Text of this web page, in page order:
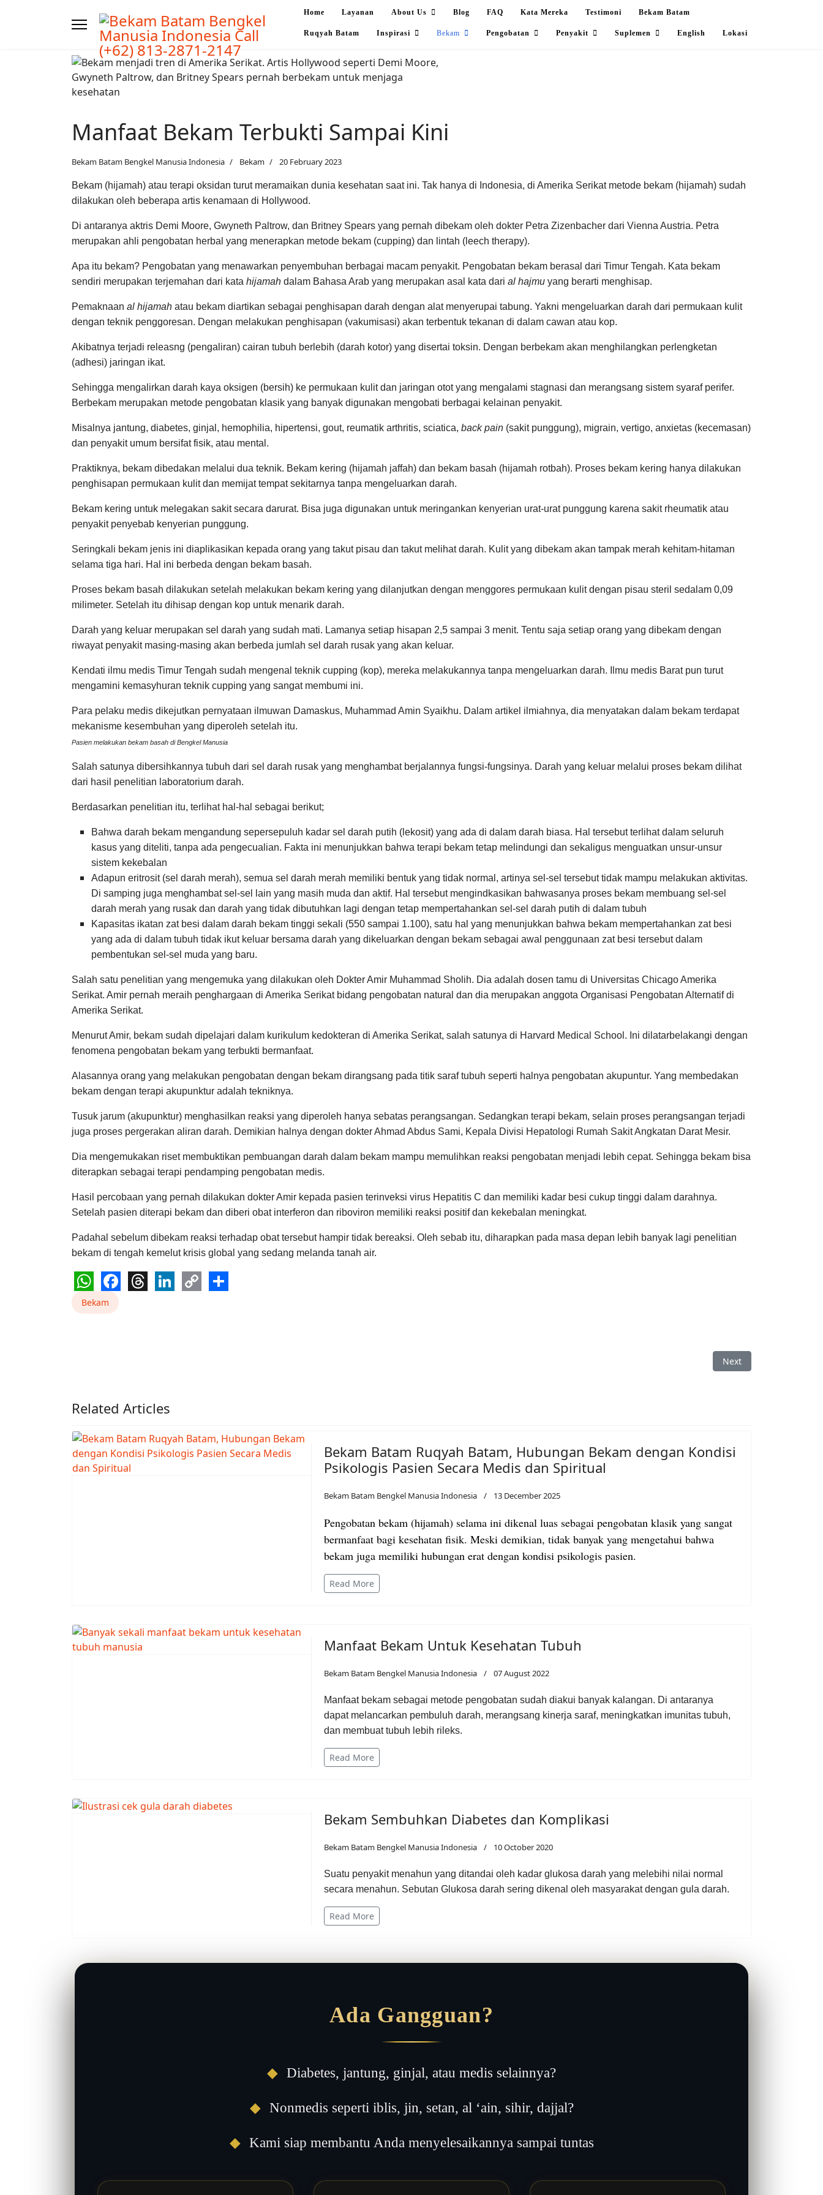
Home Layanan About Us Blog FAQ Kata Mereka Testimoni Bekam Batam
Ruqyah Batam Inspirasi Bekam Pengobatan Penyakit Suplemen English Lokasi
Manfaat Bekam Terbukti Sampai Kini
Bekam Batam Bengkel Manusia Indonesia Bekam 20 February 2023
Bekam (hijamah) atau terapi oksidan turut meramaikan dunia kesehatan saat ini. Tak hanya di Indonesia, di Amerika Serikat metode bekam (hijamah) sudah
dilakukan oleh beberapa artis kenamaan di Hollywood.
Di antaranya aktris Demi Moore, Gwyneth Paltrow, dan Britney Spears yang pernah dibekam oleh dokter Petra Zizenbacher dari Vienna Austria. Petra
merupakan ahli pengobatan herbal yang menerapkan metode bekam (cupping) dan lintah (leech therapy).
Apa itu bekam? Pengobatan yang menawarkan penyembuhan berbagai macam penyakit. Pengobatan bekam berasal dari Timur Tengah. Kata bekam
sendiri merupakan terjemahan dari kata hijamah dalam Bahasa Arab yang merupakan asal kata dari al hajmu yang berarti menghisap.
Pemaknaan al hijamah atau bekam diartikan sebagai penghisapan darah dengan alat menyerupai tabung. Yakni mengeluarkan darah dari permukaan kulit
dengan teknik penggoresan. Dengan melakukan penghisapan (vakumisasi) akan terbentuk tekanan di dalam cawan atau kop.
Akibatnya terjadi releasng (pengaliran) cairan tubuh berlebih (darah kotor) yang disertai toksin. Dengan berbekam akan menghilangkan perlengketan
(adhesi) jaringan ikat.
Sehingga mengalirkan darah kaya oksigen (bersih) ke permukaan kulit dan jaringan otot yang mengalami stagnasi dan merangsang sistem syaraf perifer.
Berbekam merupakan metode pengobatan klasik yang banyak digunakan mengobati berbagai kelainan penyakit.
Misalnya jantung, diabetes, ginjal, hemophilia, hipertensi, gout, reumatik arthritis, sciatica, back pain (sakit punggung), migrain, vertigo, anxietas (kecemasan)
dan penyakit umum bersifat fisik, atau mental.
Praktiknya, bekam dibedakan melalui dua teknik. Bekam kering (hijamah jaffah) dan bekam basah (hijamah rotbah). Proses bekam kering hanya dilakukan
penghisapan permukaan kulit dan memijat tempat sekitarnya tanpa mengeluarkan darah.
Bekam kering untuk melegakan sakit secara darurat. Bisa juga digunakan untuk meringankan kenyerian urat-urat punggung karena sakit rheumatik atau
penyakit penyebab kenyerian punggung.
Seringkali bekam jenis ini diaplikasikan kepada orang yang takut pisau dan takut melihat darah. Kulit yang dibekam akan tampak merah kehitam-hitaman
selama tiga hari. Hal ini berbeda dengan bekam basah.
Proses bekam basah dilakukan setelah melakukan bekam kering yang dilanjutkan dengan menggores permukaan kulit dengan pisau steril sedalam 0,09
milimeter. Setelah itu dihisap dengan kop untuk menarik darah.
Darah yang keluar merupakan sel darah yang sudah mati. Lamanya setiap hisapan 2,5 sampai 3 menit. Tentu saja setiap orang yang dibekam dengan
riwayat penyakit masing-masing akan berbeda jumlah sel darah rusak yang akan keluar.
Kendati ilmu medis Timur Tengah sudah mengenal teknik cupping (kop), mereka melakukannya tanpa mengeluarkan darah. Ilmu medis Barat pun turut
mengamini kemasyhuran teknik cupping yang sangat membumi ini.
Para pelaku medis dikejutkan pernyataan ilmuwan Damaskus, Muhammad Amin Syaikhu. Dalam artikel ilmiahnya, dia menyatakan dalam bekam terdapat
mekanisme kesembuhan yang diperoleh setelah itu.
Pasien melakukan bekam basah di Bengkel Manusia
Salah satunya dibersihkannya tubuh dari sel darah rusak yang menghambat berjalannya fungsi-fungsinya. Darah yang keluar melalui proses bekam dilihat
dari hasil penelitian laboratorium darah.
Berdasarkan penelitian itu, terlihat hal-hal sebagai berikut;
Bahwa darah bekam mengandung sepersepuluh kadar sel darah putih (lekosit) yang ada di dalam darah biasa. Hal tersebut terlihat dalam seluruh
kasus yang diteliti, tanpa ada pengecualian. Fakta ini menunjukkan bahwa terapi bekam tetap melindungi dan sekaligus menguatkan unsur-unsur
sistem kekebalan
Adapun eritrosit (sel darah merah), semua sel darah merah memiliki bentuk yang tidak normal, artinya sel-sel tersebut tidak mampu melakukan aktivitas.
Di samping juga menghambat sel-sel lain yang masih muda dan aktif. Hal tersebut mengindkasikan bahwasanya proses bekam membuang sel-sel
darah merah yang rusak dan darah yang tidak dibutuhkan lagi dengan tetap mempertahankan sel-sel darah putih di dalam tubuh
Kapasitas ikatan zat besi dalam darah bekam tinggi sekali (550 sampai 1.100), satu hal yang menunjukkan bahwa bekam mempertahankan zat besi
yang ada di dalam tubuh tidak ikut keluar bersama darah yang dikeluarkan dengan bekam sebagai awal penggunaan zat besi tersebut dalam
pembentukan sel-sel muda yang baru.
Salah satu penelitian yang mengemuka yang dilakukan oleh Dokter Amir Muhammad Sholih. Dia adalah dosen tamu di Universitas Chicago Amerika
Serikat. Amir pernah meraih penghargaan di Amerika Serikat bidang pengobatan natural dan dia merupakan anggota Organisasi Pengobatan Alternatif di
Amerika Serikat.
Menurut Amir, bekam sudah dipelajari dalam kurikulum kedokteran di Amerika Serikat, salah satunya di Harvard Medical School. Ini dilatarbelakangi dengan
fenomena pengobatan bekam yang terbukti bermanfaat.
Alasannya orang yang melakukan pengobatan dengan bekam dirangsang pada titik saraf tubuh seperti halnya pengobatan akupuntur. Yang membedakan
bekam dengan terapi akupunktur adalah tekniknya.
Tusuk jarum (akupunktur) menghasilkan reaksi yang diperoleh hanya sebatas perangsangan. Sedangkan terapi bekam, selain proses perangsangan terjadi
juga proses pergerakan aliran darah. Demikian halnya dengan dokter Ahmad Abdus Sami, Kepala Divisi Hepatologi Rumah Sakit Angkatan Darat Mesir.
Dia mengemukakan riset membuktikan pembuangan darah dalam bekam mampu memulihkan reaksi pengobatan menjadi lebih cepat. Sehingga bekam bisa
diterapkan sebagai terapi pendamping pengobatan medis.
Hasil percobaan yang pernah dilakukan dokter Amir kepada pasien terinveksi virus Hepatitis C dan memiliki kadar besi cukup tinggi dalam darahnya.
Setelah pasien diterapi bekam dan diberi obat interferon dan riboviron memiliki reaksi positif dan kekebalan meningkat.
Padahal sebelum dibekam reaksi terhadap obat tersebut hampir tidak bereaksi. Oleh sebab itu, diharapkan pada masa depan lebih banyak lagi penelitian
bekam di tengah kemelut krisis global yang sedang melanda tanah air.
WhatsApp
Facebook
Bekam
Next article: Manfaat
Next
Related Articles
Bekam Batam Ruqyah Batam, Hubungan Bekam dengan Kondisi
Psikologis Pasien Secara Medis dan Spiritual
Bekam Batam Bengkel Manusia Indonesia 13 December 2025
Pengobatan bekam (hijamah) selama ini dikenal luas sebagai pengobatan klasik yang sangat
bermanfaat bagi kesehatan fisik. Meski demikian, tidak banyak yang mengetahui bahwa
bekam juga memiliki hubungan erat dengan kondisi psikologis pasien.
Read More
Manfaat Bekam Untuk Kesehatan Tubuh
Bekam Batam Bengkel Manusia Indonesia 07 August 2022
Manfaat bekam sebagai metode pengobatan sudah diakui banyak kalangan. Di antaranya
dapat melancarkan pembuluh darah, merangsang kinerja saraf, meningkatkan imunitas tubuh,
dan membuat tubuh lebih rileks.
Read More
Bekam Sembuhkan Diabetes dan Komplikasi
Bekam Batam Bengkel Manusia Indonesia 10 October 2020
Suatu penyakit menahun yang ditandai oleh kadar glukosa darah yang melebihi nilai normal
secara menahun. Sebutan Glukosa darah sering dikenal oleh masyarakat dengan gula darah.
Read More
Ada Gangguan?
◆ Diabetes, jantung, ginjal, atau medis selainnya?
◆ Nonmedis seperti iblis, jin, setan, al ‘ain, sihir, dajjal?
◆ Kami siap membantu Anda menyelesaikannya sampai tuntas